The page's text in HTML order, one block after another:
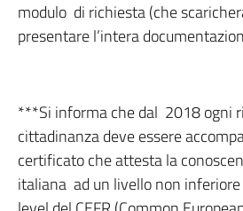
modulo di richiesta (che
presentare l’intera
***Si informa che dal 2018 ogni
cittadinanza deve essere
certificato che attesta la
italiana ad un livello non inferiore